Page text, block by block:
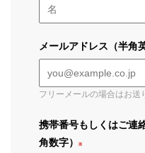
メールアドレス（半角
フリーメールの場合はお送
携帯番号もしくはご連
角数字）